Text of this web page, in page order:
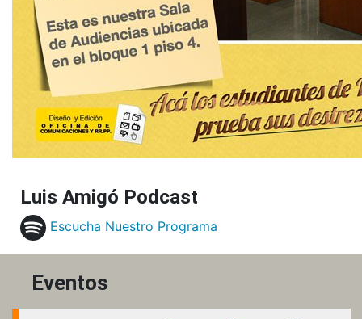
Luis Amigó Podcast
Escucha Nuestro Programa
Eventos